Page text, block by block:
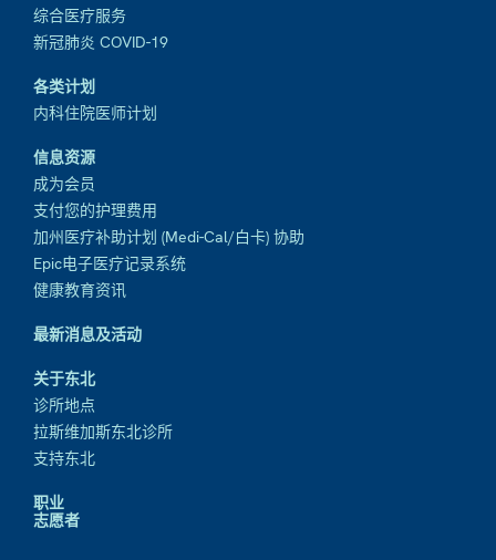
综合医疗服务
新冠肺炎 COVID-19
各类计划
内科住院医师计划
信息资源
成为会员
支付您的护理费用
加州医疗补助计划 (Medi-Cal/白卡) 协助
Epic电子医疗记录系统
健康教育资讯
最新消息及活动
关于东北
诊所地点
拉斯维加斯东北诊所
支持东北
职业
志愿者